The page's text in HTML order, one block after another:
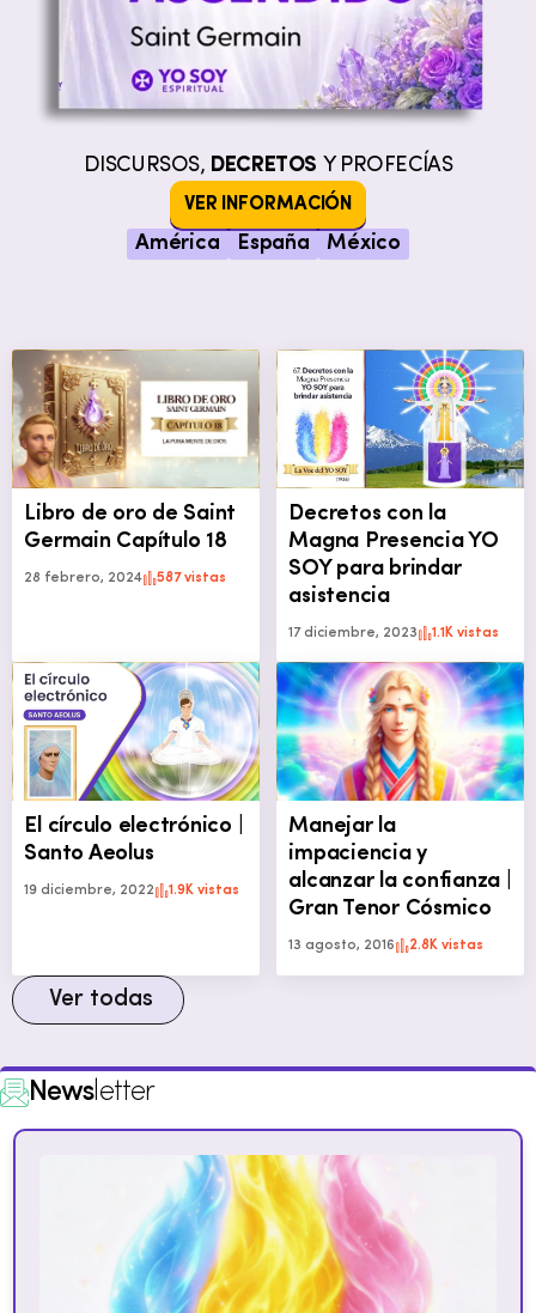
DISCURSOS, DECRETOS Y PROFECÍAS
VER INFORMACIÓN
América España México
Libro de oro de Saint
Germain Capítulo 18
28 febrero, 2024 587 vistas
Decretos con la
Magna Presencia YO
SOY para brindar
asistencia
17 diciembre, 2023 1.1K vistas
El círculo electrónico |
Santo Aeolus
19 diciembre, 2022 1.9K vistas
Manejar la
impaciencia y
alcanzar la confianza |
Gran Tenor Cósmico
13 agosto, 2016 2.8K vistas
Ver todas
Newsletter